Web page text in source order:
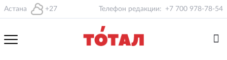
Астана +27 Телефон редакции: +7 700 978-78-54